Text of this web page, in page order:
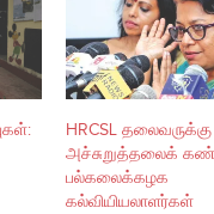
HRCSL
அச்சுறுத்தலைக்
பல்கலைக்கழக
கல்வியியலாளர்கள்